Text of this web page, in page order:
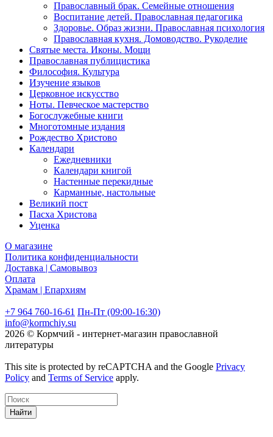
Православный брак. Семейные отношения
Воспитание детей. Православная педагогика
Здоровье. Образ жизни. Православная психология
Православная кухня. Домоводство. Рукоделие
Святые места. Иконы. Мощи
Православная публицистика
Философия. Культура
Изучение языков
Церковное искусство
Ноты. Певческое мастерство
Богослужебные книги
Многотомные издания
Рождество Христово
Календари
Ежедневники
Календари книгой
Настенные перекидные
Карманные, настольные
Великий пост
Пасха Христова
Уценка
О магазине
Политика конфиденциальности
Доставка | Самовывоз
Оплата
Храмам | Епархиям
+7 964 760-16-61 Пн-Пт (09:00-16:30)
info@kormchiy.su
2026 © Кормчий - интернет-магазин православной
литературы
This site is protected by reCAPTCHA and the Google Privacy
Policy and Terms of Service apply.
Найти